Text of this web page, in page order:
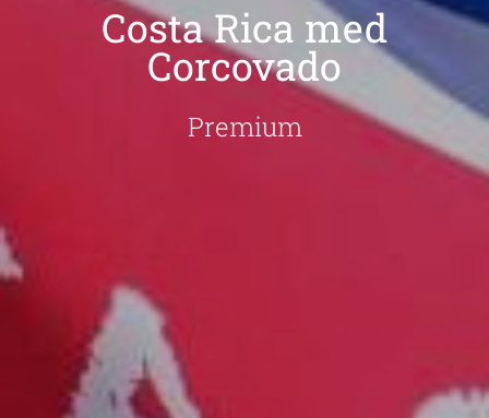
Costa Rica med
Corcovado
Premium